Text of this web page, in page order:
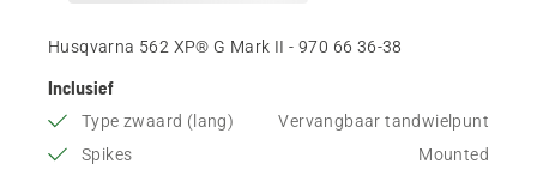
Husqvarna 562 XP® G Mark II - 970 66 36‑38
Inclusief
Type zwaard (lang)
Vervangbaar tandwielpunt
Spikes
Mounted